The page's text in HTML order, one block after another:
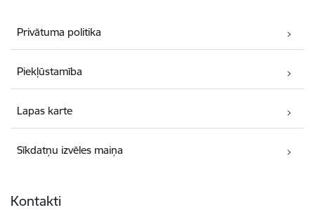
Privātuma politika
Piekļūstamība
Lapas karte
Sīkdatņu izvēles maiņa
Kontakti